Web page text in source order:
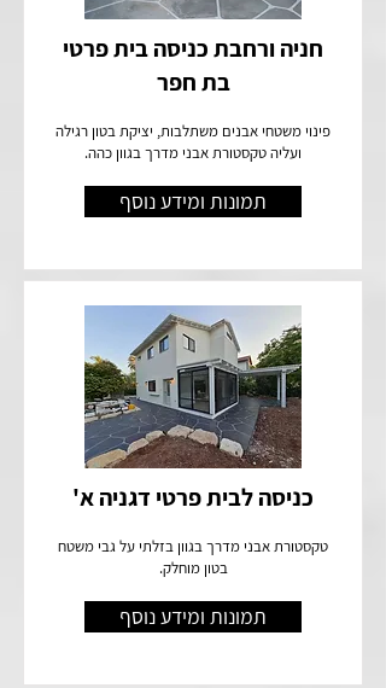
חניה ורחבת כניסה בית פרטי
בת חפר
פינוי משטחי אבנים משתלבות, יציקת בטון רגילה
ועליה טקסטורת אבני מדרך בגוון כהה.
תמונות ומידע נוסף
כניסה לבית פרטי דגניה א'
טקסטורת אבני מדרך בגוון בזלתי על גבי משטח
בטון מוחלק.
תמונות ומידע נוסף